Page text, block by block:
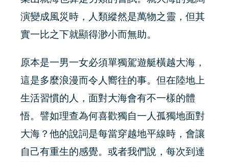
演變成風災時，人類縱然是萬物之靈，但其
實一比之下就顯得渺小而無助。
原本是一男一女必須單獨駕遊艇橫越大海，
這是多麼浪漫而令人嚮往的事。但在陸地上
生活習慣的人，面對大海會有不一樣的體
悟。譬如理查為何喜歡獨自一人孤獨地面對
大海？他的說詞是每當穿越地平線時，會讓
自己有重生的感覺。或者我們說，每次到達